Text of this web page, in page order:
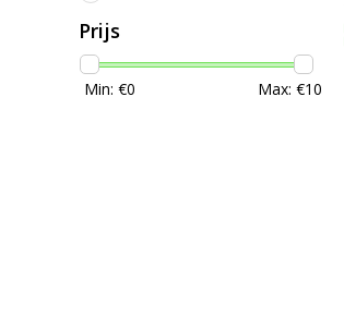
Prijs
Min: €0 Max: €10